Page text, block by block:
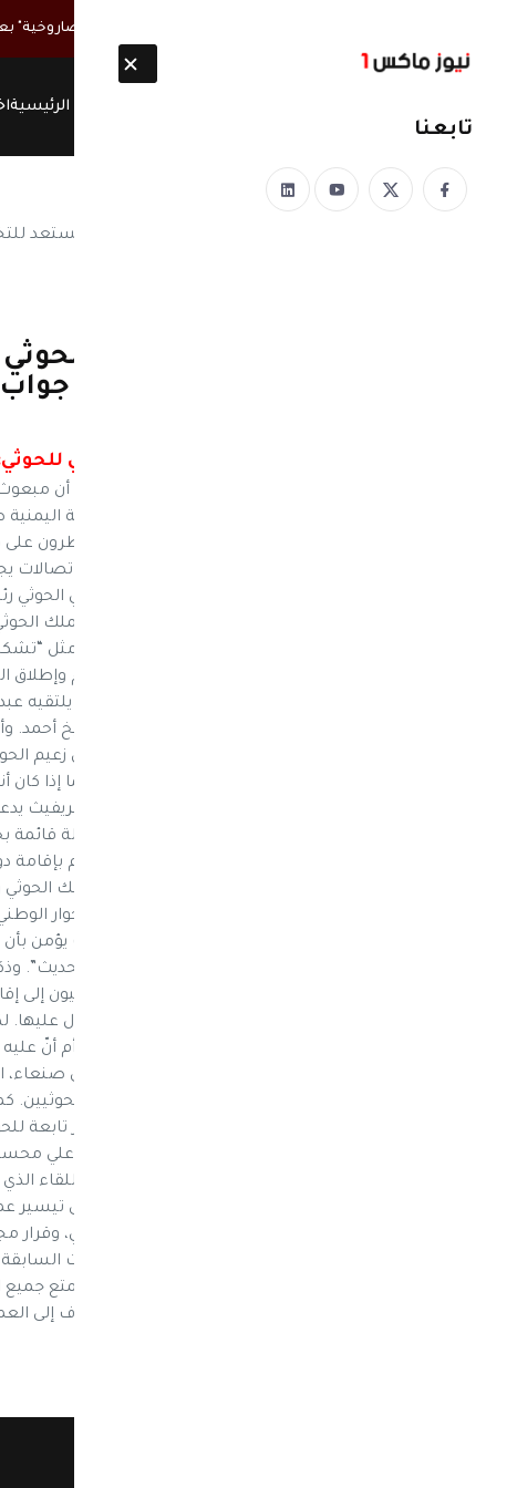
الرئيسية
تابعنا
المبعوث الأممي يسأل
دولتك .. سؤال يحتاج الى
سؤال المبعوث الأممي
نيوز ماكس ون - أكد مصدر يمني موثوق به أن مبعوث
زعيم أنصارالله عبدالملك الحوثي في العاصمة
غريفيث حاليا في العاصمة اليمنية في إطار
تأكيد المصدر، تغريدات صدرت عن محمد علي الحوثي
بريطاني الجنسية ومولود في عدن، مع عبدالملك
إلى طاولة الحوار”، وإن غلّفها بشروط عامة مثل
القوى باليمن (…) وجبر الضرر وإعلان عفو عام
للاستفتاء”. ويعد غريفيث أول مبعوث أممي يلتقيه
جمعه بالمبعوث السابق إسماعيل ولد الشيخ أحمد.
سؤال محدّد لا يستطيع الحصول عليه إلّا من زعيم
السؤال الذي يحتاج إلى جواب واضح يتعلّق بما إذا
كطرف في الأزمة اليمنية؟ وقال المصدر إن غريفيث
وإنّ على الحوثيين الذين يعتبرون أنفسهم دولة
على الأصحّ عمّا يعتقدون أنّه حق من حقوقهم بإقامة
إحدى ضواحي صنعاء التي يقيم فيها عبدالملك
المبعوث الأممي مقتنع بأنّ انعقاد مؤتمر للحوار
في اليمن. وأضافت هذه الأوساط أن غريفيث يؤمن
يصفه بأنّه “أكثر الأزمات خطورة في التاريخ
في الاعتبار أن لا مستقبل لدولة يسعى الحوثيون إلى
حال كانت لديهم حقوق معيّنة يريدون الحصول
حرّية قراره كي يتخلّى عن الدولة التي أقامها، أم أنّ
عليه اتخاذه؟ وكان المبعوث الأممي وصل إلى
شرف وزير الخارجية في الحكومة الخاضعة للحوثيين.
ومن الحراك الجنوبي، حسب ما ذكرت مصادر تابعة
الرئيس الانتقالي عبدربه منصور هادي ونائبه علي
الخارجية عبدالملك المخلافي، بالإضافة إلى
وسبق وأن وعد غريفيث اليمنيين بالعمل على
التقدم الذي تم إحرازه خلال جولات المفاوضات
عملية سياسية ذات مصداقية تتطلب أن تتمتع جميع
المصلحة الوطنية في الصدارة”، داعيا الأطراف إلى